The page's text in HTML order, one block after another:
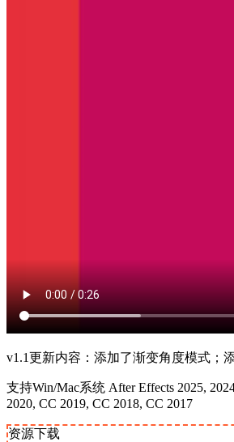
v1.1更新内容：添加了渐变角度模式；
支持Win/Mac系统 After Effects 2025,
2020, CC 2019, CC 2018, CC 2017
资源下载